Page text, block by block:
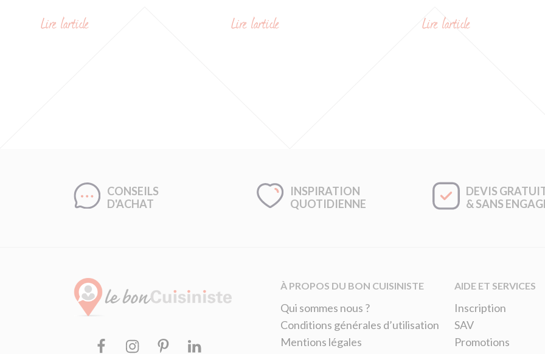
Lire l'article Lire l'article Lire l'article
CONSEILS
D'ACHAT
INSPIRATION
QUOTIDIENNE
DEVIS
& SANS
FacebookInstagramPinterestLinkedin
À PROPOS DU BON CUISINISTE
Qui sommes nous ?
Conditions générales d’utilisation
Mentions légales
AIDE ET SERVICES
Inscription
SAV
Promotions